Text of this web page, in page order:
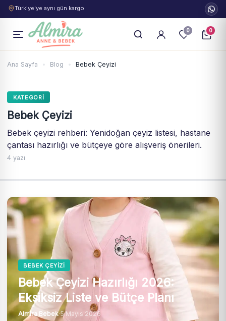
Türkiye'ye aynı gün kargo
0 0
Ana Sayfa Blog Bebek Çeyizi
KATEGORI
Bebek Çeyizi
Bebek çeyizi rehberi: Yenidoğan çeyiz listesi, hastane
çantası hazırlığı ve bütçeye göre alışveriş önerileri.
4 yazı
BEBEK ÇEYIZI
Bebek Çeyizi Hazırlığı 2026:
Eksiksiz Liste ve Bütçe Planı
Almira Bebek·5 Mayıs 2026